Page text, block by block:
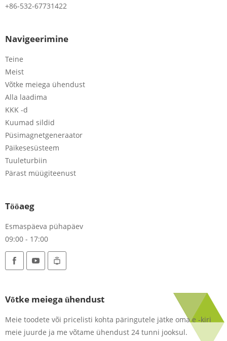
+86-532-67731422
Navigeerimine
Teine
Meist
Võtke meiega ühendust
Alla laadima
KKK -d
Kuumad sildid
Püsimagnetgeneraator
Päikesesüsteem
Tuuleturbiin
Pärast müügiteenust
Tööaeg
Esmaspäeva pühapäev
09:00 - 17:00
Võtke meiega ühendust
Meie toodete või pricelisti kohta päringutele jätke oma e -kiri
meie juurde ja me võtame ühendust 24 tunni jooksul.